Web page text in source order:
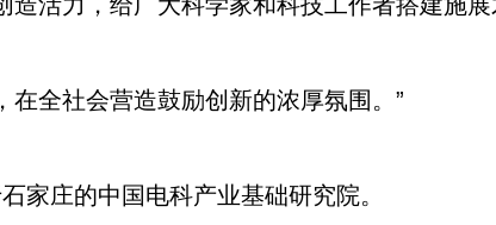
全社会营造鼓励创新的浓厚氛围。”
家庄的中国电科产业基础研究院。